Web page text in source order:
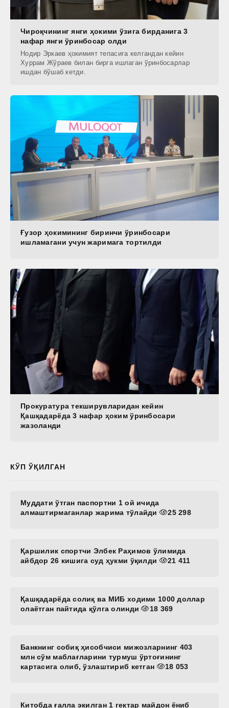
Чироқчининг янги ҳокими ўзига бирданига 3
нафар янги ўринбосар олди
Нодир Эркаев ҳокимият тепасига келгандан кейин
Хуррам Жўраев билан бирга ишлаган ўринбосарлар
ишдан бўшаб кетди.
Ғузор ҳокимининг биринчи ўринбосари
ишламагани учун жаримага тортилди
Прокуратура текширувларидан кейин
Қашқадарёда 3 нафар ҳоким ўринбосари
жазоланди
КЎП ЎҚИЛГАН
Муддати ўтган паспортни 1 ой ичида
алмаштирмаганлар жарима тўлайди
25 298
Қаршилик спортчи Элбек Раҳимов ўлимида
айбдор 26 кишига суд ҳукми ўқилди
21 411
Қашқадарёда солиқ ва МИБ ходими 1000 доллар
олаётган пайтида қўлга олинди
18 369
Банкнинг собиқ ҳисобчиси мижозларнинг 403
млн сўм маблағларини турмуш ўртоғининг
картасига олиб, ўзлаштириб кетган
18 053
Китобда ғалла экилган 1 гектар майдон ёниб